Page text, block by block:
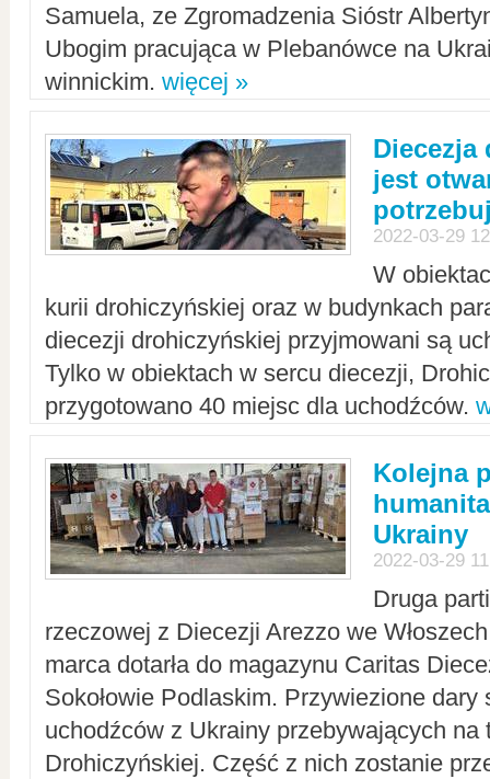
Samuela, ze Zgromadzenia Sióstr
Ubogim pracująca w Plebanówce na
winnickim. więcej »
Diecezja
jest
2022-03-29
W
kurii drohiczyńskiej oraz w budynkach
diecezji drohiczyńskiej przyjmowani są
Tylko w obiektach w sercu diecezji,
przygotowano 40 miejsc dla uchodźców.
Kolejna
Ukrainy
2022-03-29
Druga
rzeczowej z Diecezji Arezzo we
marca dotarła do magazynu Caritas
Sokołowie Podlaskim. Przywiezione dary
uchodźców z Ukrainy przebywających na
Drohiczyńskiej. Część z nich zostanie